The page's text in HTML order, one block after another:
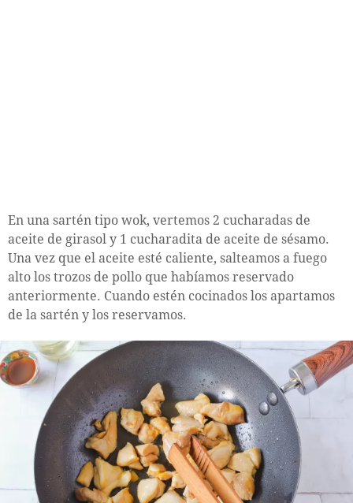
En una sartén tipo wok, vertemos 2 cucharadas de
aceite de girasol y 1 cucharadita de aceite de sésamo.
Una vez que el aceite esté caliente, salteamos a fuego
alto los trozos de pollo que habíamos reservado
anteriormente. Cuando estén cocinados los apartamos
de la sartén y los reservamos.